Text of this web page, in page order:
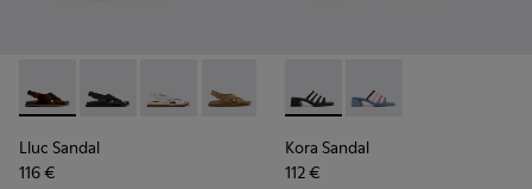
Lluc Sandal - K201880-001 - Braune Sandalen aus
Lluc Sandal - K201880-004
Lluc Sandal - K201880-003 - Weiße
Lluc Sandal - K201880-002 - Braune
Lluc Sandal
116 €
Kora Sandal - K201911-001
Kora Sandal -
Kora Sandal
112 €